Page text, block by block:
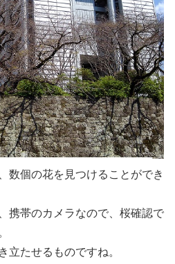
数個の花を見つけることができ
携帯のカメラなので、桜確認で
立たせるものですね。